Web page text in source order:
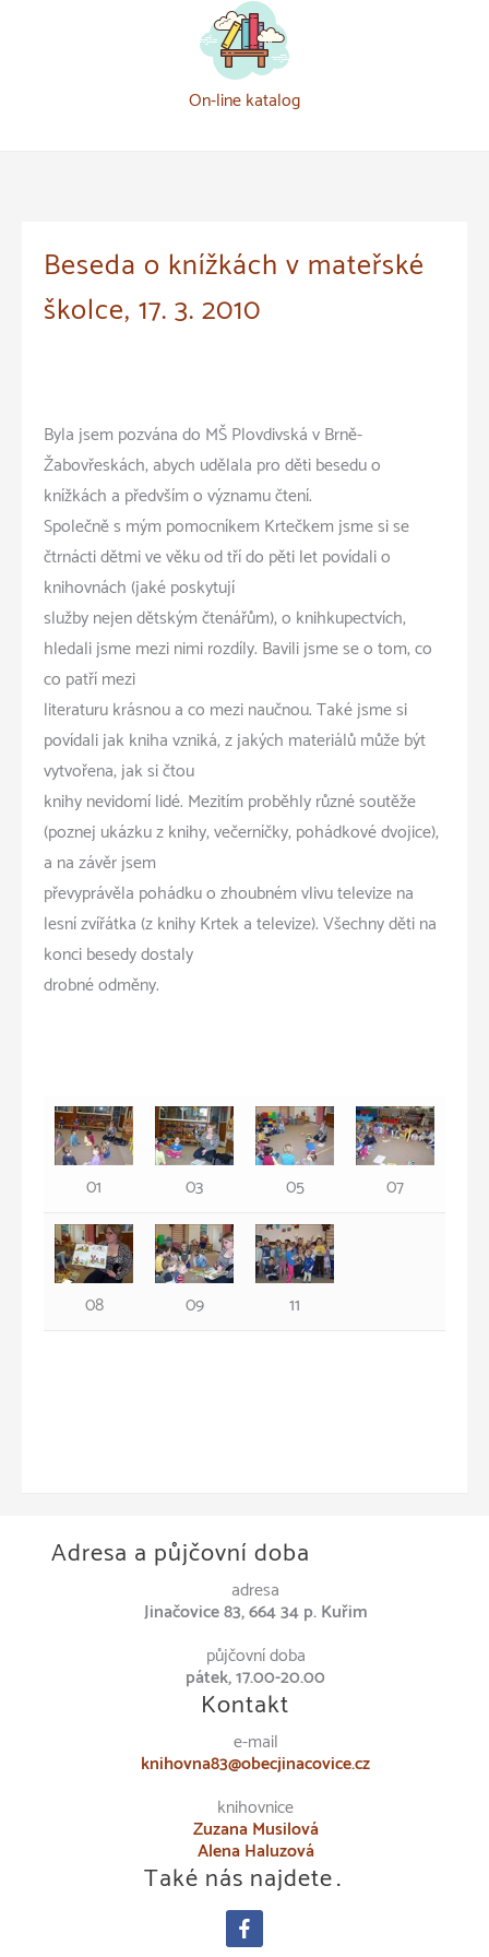
On-line katalog
Beseda o knížkách v mateřské
školce, 17. 3. 2010
Byla jsem pozvána do MŠ Plovdivská v Brně-
Žabovřeskách, abych udělala pro děti besedu o
knížkách a předvším o významu čtení.
Společně s mým pomocníkem Krtečkem jsme si se
čtrnácti dětmi ve věku od tří do pěti let povídali o
knihovnách (jaké poskytují
služby nejen dětským čtenářům), o knihkupectvích,
hledali jsme mezi nimi rozdíly. Bavili jsme se o tom, co
co patří mezi
literaturu krásnou a co mezi naučnou. Také jsme si
povídali jak kniha vzniká, z jakých materiálů může být
vytvořena, jak si čtou
knihy nevidomí lidé. Mezitím proběhly různé soutěže
(poznej ukázku z knihy, večerníčky, pohádkové dvojice),
a na závěr jsem
převyprávěla pohádku o zhoubném vlivu televize na
lesní zvířátka (z knihy Krtek a televize). Všechny děti na
konci besedy dostaly
drobné odměny.
01 03 05 07
08 09 11
Adresa a půjčovní doba
adresa
Jinačovice 83, 664 34 p. Kuřim
půjčovní doba
pátek, 17.00-20.00
Kontakt
e-mail
knihovna83@obecjinacovice.cz
knihovnice
Zuzana Musilová
Alena Haluzová
Také nás najdete…
facebook